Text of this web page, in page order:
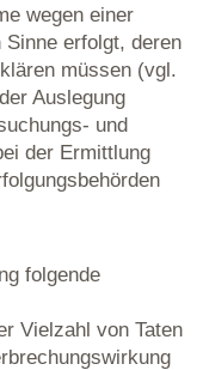
wegen einer
erfolgt, deren
müssen (vgl.
Auslegung
und
der Ermittlung
folgende
Vielzahl von Taten